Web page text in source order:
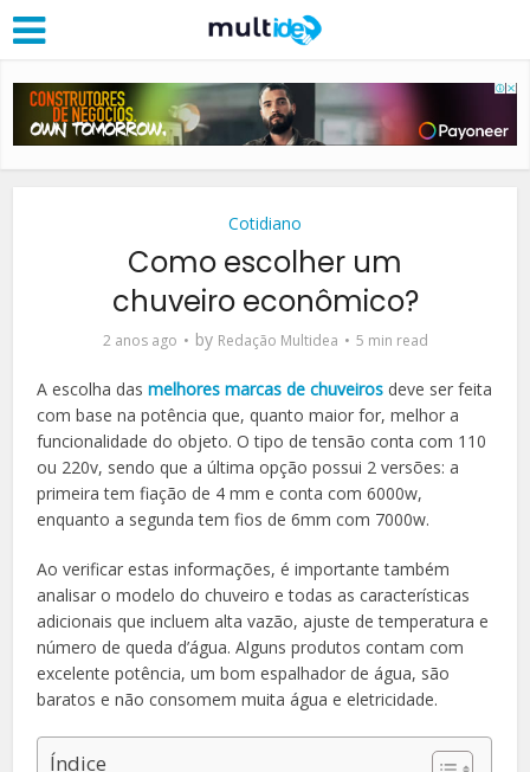
Cotidiano
Como escolher um
chuveiro econômico?
2 anos ago by Redação Multidea 5 min read
A escolha dasmelhores marcas de chuveiros deve ser feita
com base na potência que, quanto maior for, melhor a
funcionalidade do objeto. O tipo de tensão conta com 110
ou 220v, sendo que a última opção possui 2 versões: a
primeira tem fiação de 4 mm e conta com 6000w,
enquanto a segunda tem fios de 6mm com 7000w.
Ao verificar estas informações, é importante também
analisar o modelo do chuveiro e todas as características
adicionais que incluem alta vazão, ajuste de temperatura e
número de queda d’água. Alguns produtos contam com
excelente potência, um bom espalhador de água, são
baratos e não consomem muita água e eletricidade.
Índice